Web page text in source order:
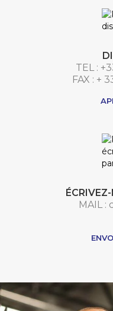
TEL :
FAX : +
MAIL :